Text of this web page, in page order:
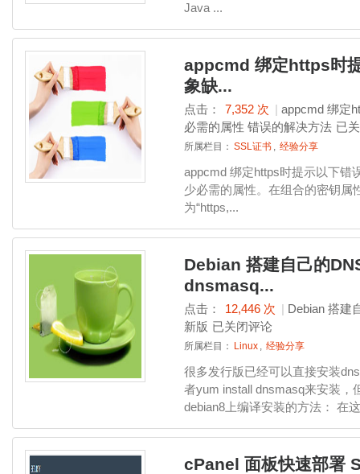
Java ...
appcmd 绑定https时
象缺...
点击： 7,352 次 | appcmd 绑定
必需的属性 错误的解决方法 已
所属栏目： SSL证书 , 经验分享
appcmd 绑定https时提示以下错
少必需的属性。在组合的密钥属
为“https,...
Debian 搭建自己的
dnsmasq...
点击： 12,446 次 | Debian 搭建
新版 已关闭评论
所属栏目： Linux , 经验分享
很多发行版已经可以直接安装
者yum install dnsmasq来安装，
debian8上编译安装的方法： 在
cPanel 面板快速部署